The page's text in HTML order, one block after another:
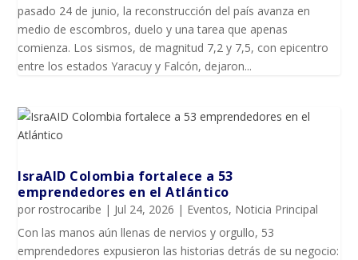
pasado 24 de junio, la reconstrucción del país avanza en
medio de escombros, duelo y una tarea que apenas
comienza. Los sismos, de magnitud 7,2 y 7,5, con epicentro
entre los estados Yaracuy y Falcón, dejaron...
IsraAID Colombia fortalece a 53
emprendedores en el Atlántico
porrostrocaribe | Jul 24, 2026 | Eventos, Noticia Principal
Con las manos aún llenas de nervios y orgullo, 53
emprendedores expusieron las historias detrás de su negocio: